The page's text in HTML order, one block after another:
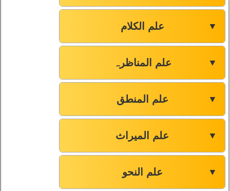
علم الکلام ▼
علم المناظرہ ▼
علم المنطق ▼
علم المیراث ▼
علم النحو ▼